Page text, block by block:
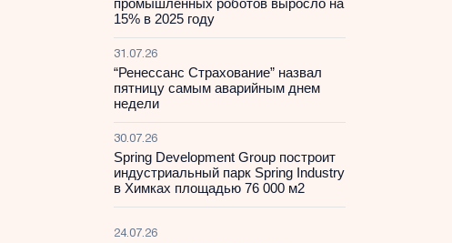
промышленных роботов выросло на
15% в 2025 году
31.07.26
“Ренессанс Страхование” назвал
пятницу самым аварийным днем
недели
30.07.26
Spring Development Group построит
индустриальный парк Spring Industry
в Химках площадью 76 000 м2
24.07.26